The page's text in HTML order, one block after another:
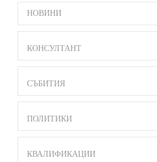
SIDE
BAR
MENU
НОВИНИ
КОНСУЛТАНТ
СЪБИТИЯ
ПОЛИТИКИ
КВАЛИФИКАЦИИ